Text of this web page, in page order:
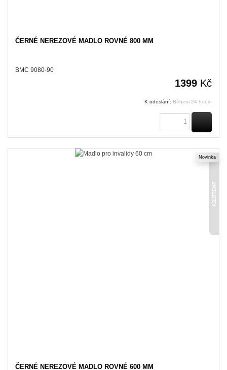
ČERNÉ NEREZOVÉ MADLO ROVNÉ 800 MM
BMC 9080-90
1399 Kč
K odeslání: Během 24 hodin
ASISTENT
Novinka
ČERNÉ NEREZOVÉ MADLO ROVNÉ 600 MM